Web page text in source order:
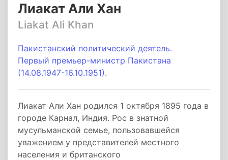
Лиакат Али Хан
Liakat Ali Khan
Пакистанский политический деятель.
Первый премьер-министр Пакистана
(14.08.1947-16.10.1951).
Лиакат Али Хан родился 1 октября 1895 года в
городе Карнал, Индия. Рос в знатной
мусульманской семье, пользовавшейся
уважением у представителей местного
населения и британского